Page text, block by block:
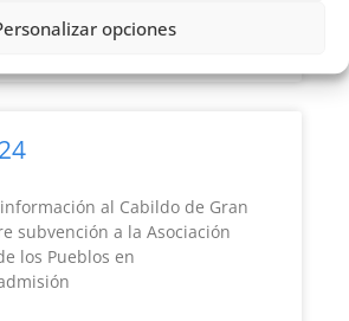
opciones
al Cabildo de Gran
subvención a la Asociación
los Pueblos en